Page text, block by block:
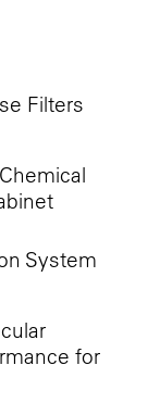
Filters
System
for